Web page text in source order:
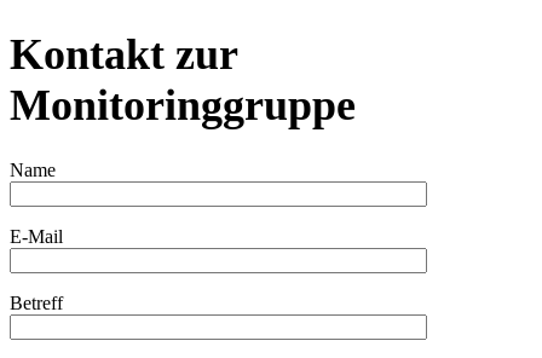
Kontakt zur
Monitoringgruppe
Name
E-Mail
Betreff